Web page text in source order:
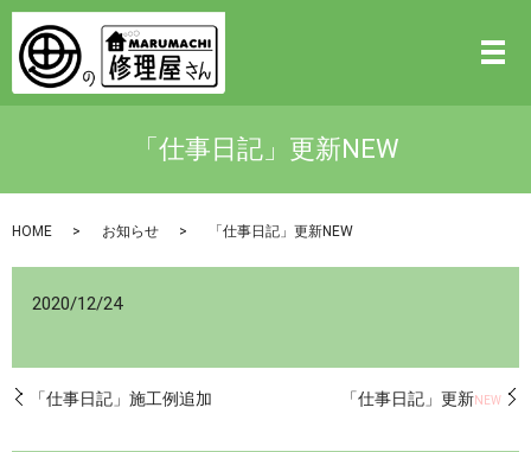
「仕事日記」更新NEW
HOME お知らせ 「仕事日記」更新NEW
2020/12/24
「仕事日記」施工例追加 「仕事日記」更新NEW